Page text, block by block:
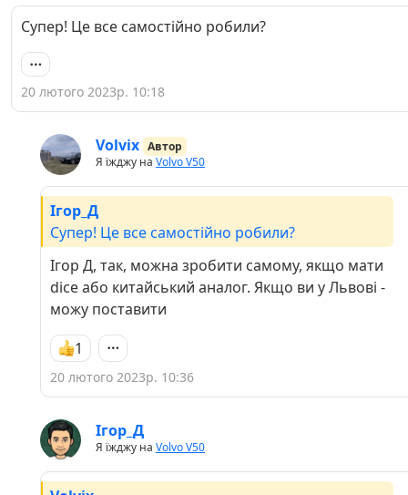
Супер! Це все самостійно робили?
20 лютого 2023р. 10:18
Volvix Автор
Я їжджу на Volvo V50
Ігор_Д
Супер! Це все самостійно робили?
Ігор Д, так, можна зробити самому, якщо мати
dice або китайський аналог. Якщо ви у Львові -
можу поставити
1
20 лютого 2023р. 10:36
Ігор_Д
Я їжджу на Volvo V50